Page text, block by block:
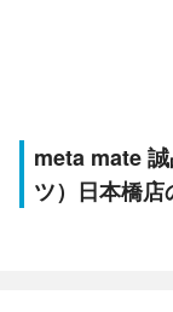
meta mate
ツ）日本橋店